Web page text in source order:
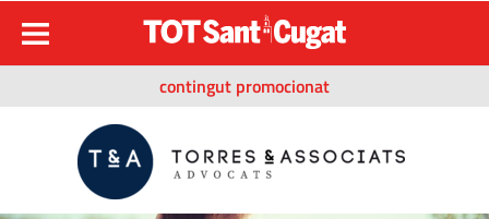
contingut promocionat